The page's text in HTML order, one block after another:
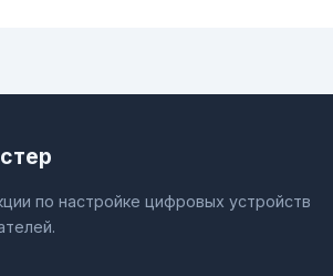
по настройке цифровых устройств